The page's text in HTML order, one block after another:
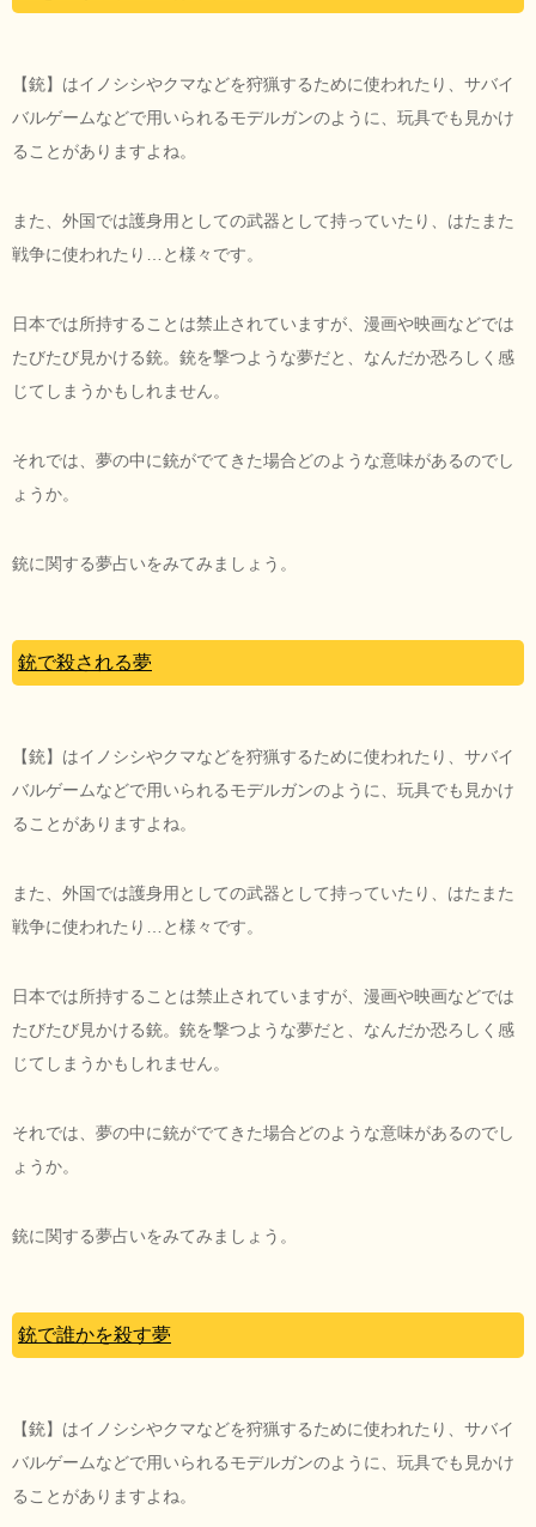
【銃】はイノシシやクマなどを狩猟するために使われたり、サバイ
バルゲームなどで用いられるモデルガンのように、玩具でも見かけ
ることがありますよね。
また、外国では護身用としての武器として持っていたり、はたまた
戦争に使われたり…と様々です。
日本では所持することは禁止されていますが、漫画や映画などでは
たびたび見かける銃。銃を撃つような夢だと、なんだか恐ろしく感
じてしまうかもしれません。
それでは、夢の中に銃がでてきた場合どのような意味があるのでし
ょうか。
銃に関する夢占いをみてみましょう。
銃で殺される夢
【銃】はイノシシやクマなどを狩猟するために使われたり、サバイ
バルゲームなどで用いられるモデルガンのように、玩具でも見かけ
ることがありますよね。
また、外国では護身用としての武器として持っていたり、はたまた
戦争に使われたり…と様々です。
日本では所持することは禁止されていますが、漫画や映画などでは
たびたび見かける銃。銃を撃つような夢だと、なんだか恐ろしく感
じてしまうかもしれません。
それでは、夢の中に銃がでてきた場合どのような意味があるのでし
ょうか。
銃に関する夢占いをみてみましょう。
銃で誰かを殺す夢
【銃】はイノシシやクマなどを狩猟するために使われたり、サバイ
バルゲームなどで用いられるモデルガンのように、玩具でも見かけ
ることがありますよね。